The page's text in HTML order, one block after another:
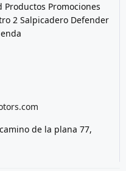
Productos Promociones
2 Salpicadero Defender
de la plana 77,